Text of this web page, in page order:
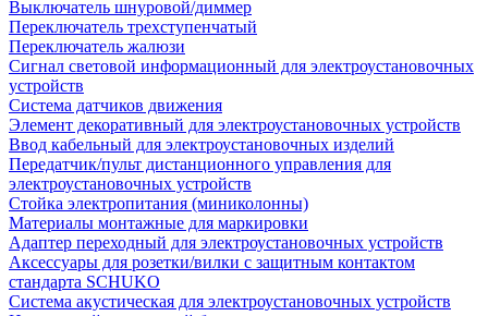
Выключатель шнуровой/диммер
Переключатель трехступенчатый
Переключатель жалюзи
Сигнал световой информационный для электроустановочных
устройств
Система датчиков движения
Элемент декоративный для электроустановочных устройств
Ввод кабельный для электроустановочных изделий
Передатчик/пульт дистанционного управления для
электроустановочных устройств
Стойка электропитания (миниколонны)
Материалы монтажные для маркировки
Адаптер переходный для электроустановочных устройств
Аксессуары для розетки/вилки с защитным контактом
стандарта SCHUKO
Система акустическая для электроустановочных устройств